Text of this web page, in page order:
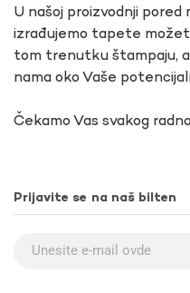
U našoj proizvodnji pored
izrađujemo tapete
tom trenutku štampaju,
nama oko Vaše
Čekamo Vas svakog
Prijavite se na naš bilten